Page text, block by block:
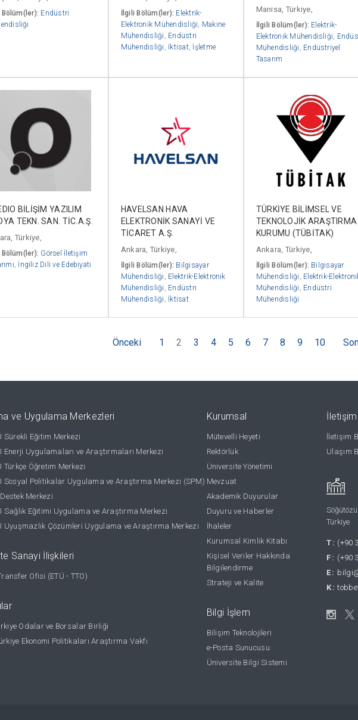
Endüstri
İlgili Bölüm(ler): Elektrik-
Elektronik Mühendisliği, Makine
Mühendisliği , Endüstri
Mühendisliği , İktisat, İşletme
Manisa, Türkiye,
İlgili Bölüm(ler): Elektrik-
Elektronik Mühendisliği,
Mühendisliği , Endüstriyel
Tasarım
BİLİŞİM YAZILIM
TEKN. SAN. TİC.A.Ş.
Türkiye,
Görsel İletişim
, İngiliz Dili ve Edebiyatı
HAVELSAN HAVA
ELEKTRONİK SANAYİ VE
TİCARET A.Ş.
Ankara, Türkiye,
İlgili Bölüm(ler): Bilgisayar
Mühendisliği , Elektrik-Elektronik
Mühendisliği , Endüstri
Mühendisliği , İktisat
TÜRKİYE BİLİMSEL VE
TEKNOLOJİK ARAŞTIRMA
KURUMU (TÜBİTAK)
Ankara, Türkiye,
İlgili Bölüm(ler): Bilgisayar
Mühendisliği , Elektrik-
Mühendisliği , Endüstri
Mühendisliği
Önceki 1 2 3 4 5 6 7 8 9 10
ve Uygulama Merkezleri
Sürekli Eğitim Merkezi
Enerji Uygulamaları ve Araştırmaları Merkezi
Türkçe Öğretim Merkezi
Sosyal Politikalar Uygulama ve Araştırma Merkezi (SPM)
Merkezi
Sağlık Eğitimi Uygulama ve Araştırma Merkezi
Uyuşmazlık Çözümleri Uygulama ve Araştırma Merkezi
Sanayi İlişkileri
Ofisi (ETÜ - TTO)
Odalar ve Borsalar Birliği
Ekonomi Politikaları Araştırma Vakfı
Kurumsal
Mütevelli Heyeti
Rektörlük
Üniversite Yönetimi
Mevzuat
Akademik Duyurular
Duyuru ve Haberler
İhaleler
Kurumsal Kimlik Kitabı
Kişisel Veriler Hakkında
Bilgilendirme
Strateji ve Kalite
Bilgi İşlem
Bilişim Teknolojileri
e-Posta Sunucusu
Üniversite Bilgi Sistemi
İletişim
İletişim
Ulaşım
Türkiye
T: (+90
F: (+90
E:
K: